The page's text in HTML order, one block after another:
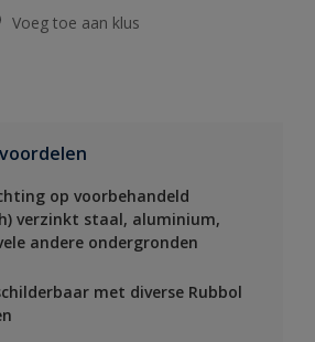
Voeg toe aan klus
op voorbehandeld
verzinkt staal, aluminium,
andere ondergronden
met diverse Rubbol